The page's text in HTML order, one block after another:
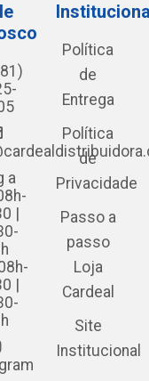
a
|
|
Política
de
Entrega
Política
de
Privacidade
Passo a
passo
Loja
Cardeal
Site
Institucional